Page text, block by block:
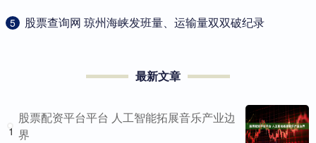
5 ​股票查询网 琼州海峡发班量、运输量双双破纪录
最新文章
1
股票配资平台平台 人工智能拓展音乐产业边
界